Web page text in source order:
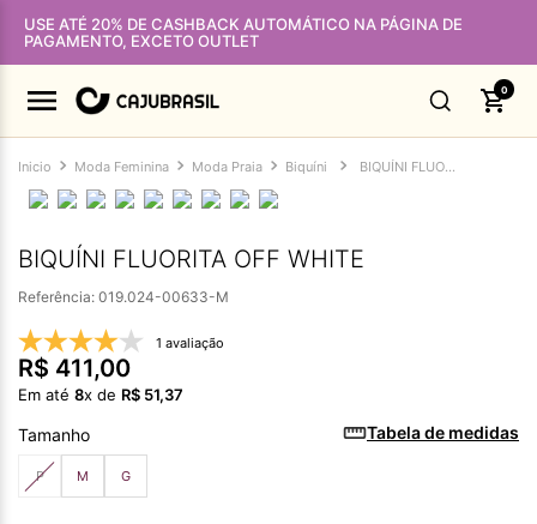
USE ATÉ 20% DE CASHBACK AUTOMÁTICO NA PÁGINA DE
PAGAMENTO, EXCETO OUTLET
0
Moda Feminina Moda Praia Biquíni BIQUÍNI FLUORITA OFF WHITE
BIQUÍNI FLUORITA OFF WHITE
Referência: 019.024-00633-M
1 avaliação
R$ 411,00
Em até 8x de R$ 51,37
Tamanho
P M G
Tabela de medidas